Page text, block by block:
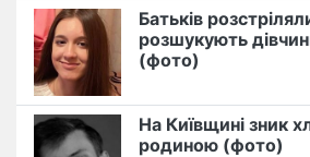
Батьків
розшукують
(фото)
На Київщині зник
родиною (фото)